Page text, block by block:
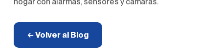
← Volver al Blog